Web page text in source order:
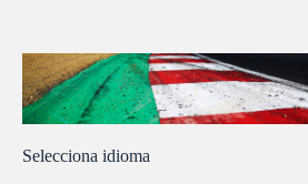
Selecciona idioma